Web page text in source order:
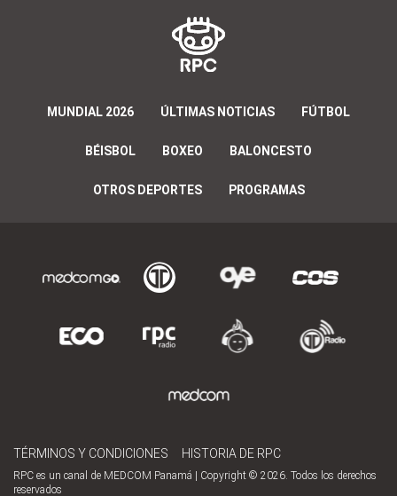
MUNDIAL 2026 ÚLTIMAS NOTICIAS FÚTBOL
BÉISBOL BOXEO BALONCESTO
OTROS DEPORTES PROGRAMAS
TÉRMINOS Y CONDICIONES HISTORIA DE RPC
RPC es un canal de MEDCOM Panamá | Copyright © 2026. Todos los derechos
reservados